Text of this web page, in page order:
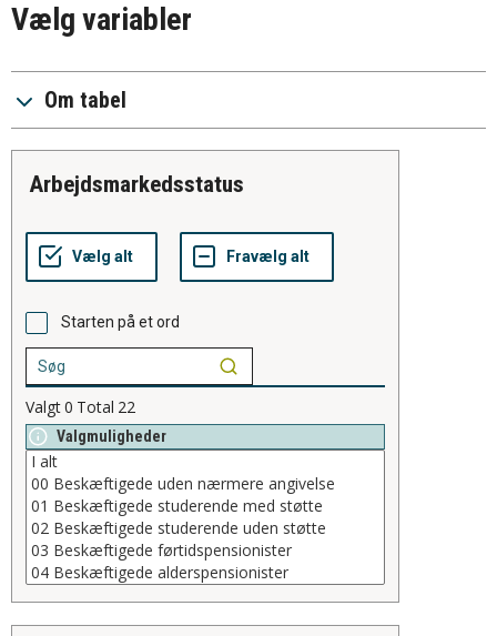
Vælg variabler
Om tabel
arbejdsmarkedsstatus
Starten på et ord
Valgt0 Total 22
Valgmuligheder